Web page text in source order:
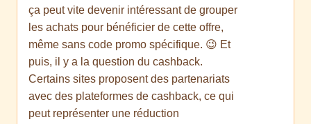
ça peut vite devenir intéressant de grouper
les achats pour bénéficier de cette offre,
même sans code promo spécifique. 😉 Et
puis, il y a la question du cashback.
Certains sites proposent des partenariats
avec des plateformes de cashback, ce qui
peut représenter une réduction